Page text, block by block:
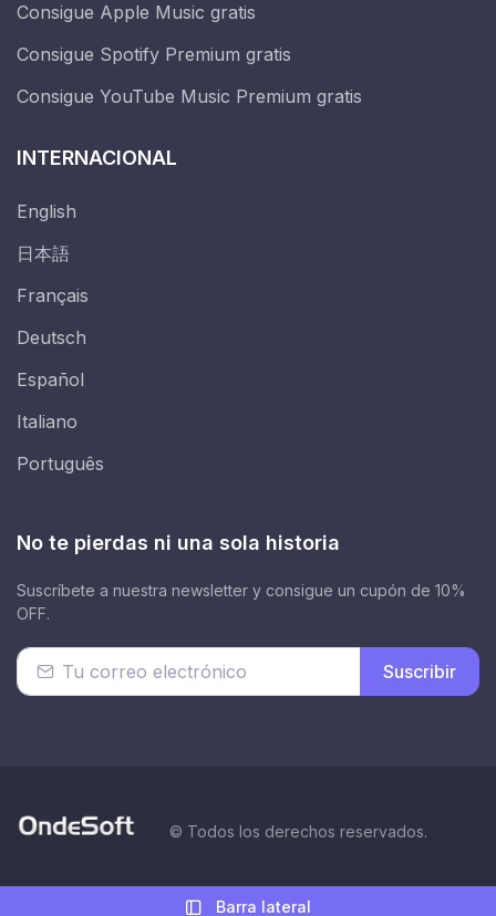
Consigue Apple Music gratis
Consigue Spotify Premium gratis
Consigue YouTube Music Premium gratis
INTERNACIONAL
English
日本語
Français
Deutsch
Español
Italiano
Português
No te pierdas ni una sola historia
Suscríbete a nuestra newsletter y consigue un cupón de 10%
OFF.
Suscribir
© Todos los derechos reservados.
Barra lateral